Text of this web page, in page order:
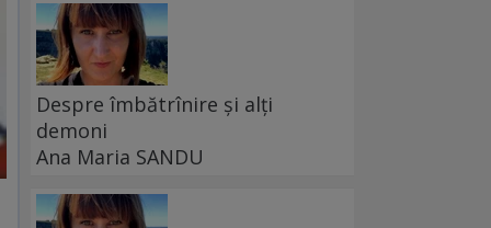
Despre îmbătrînire și alți
demoni
Ana Maria SANDU